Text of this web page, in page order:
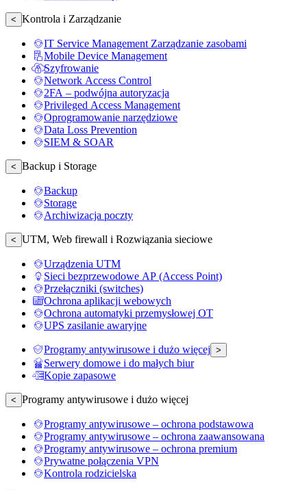
< Kontrola i Zarządzanie
IT Service Management Zarządzanie zasobami
Mobile Device Management
Szyfrowanie
Network Access Control
2FA – podwójna autoryzacja
Privileged Access Management
Oprogramowanie narzędziowe
Data Loss Prevention
SIEM & SOAR
< Backup i Storage
Backup
Storage
Archiwizacja poczty
< UTM, Web firewall i Rozwiązania sieciowe
Urządzenia UTM
Sieci bezprzewodowe AP (Access Point)
Przełączniki (switches)
Ochrona aplikacji webowych
Ochrona automatyki przemysłowej OT
UPS zasilanie awaryjne
Programy antywirusowe i dużo więcej >
Serwery domowe i do małych biur
Kopie zapasowe
< Programy antywirusowe i dużo więcej
Programy antywirusowe – ochrona podstawowa
Programy antywirusowe – ochrona zaawansowana
Programy antywirusowe – ochrona premium
Prywatne połączenia VPN
Kontrola rodzicielska